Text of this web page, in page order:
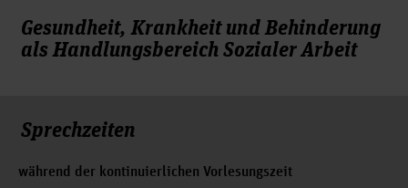
Gesundheit, Krankheit und Behinderung
als Handlungsbereich Sozialer Arbeit
Sprechzeiten
während der kontinuierlichen Vorlesungszeit